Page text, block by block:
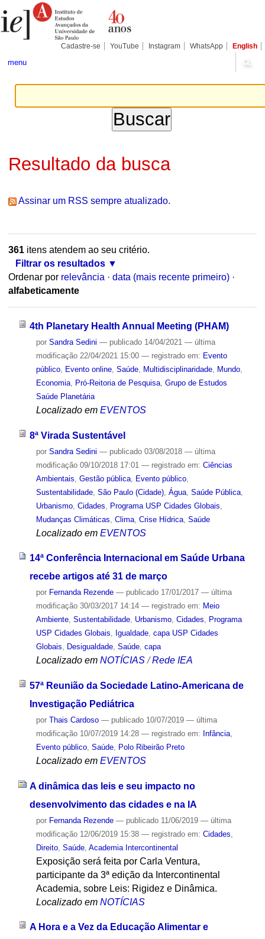
para
conteúdo.
Pessoais
Cadastre-se YouTube Instagram WhatsApp English
menu
Resultado da busca
Assinar um RSS sempre atualizado.
361itens atendem ao seu critério.
Filtrar os resultados
Ordenar por relevância · data (mais recente primeiro) ·
alfabeticamente
4th Planetary Health Annual Meeting (PHAM)
por Sandra Sedini — publicado14/04/2021 — última
modificação22/04/2021 15:00 — registrado em: Evento
público, Evento online, Saúde, Multidisciplinaridade, Mundo,
Economia, Pró-Reitoria de Pesquisa, Grupo de Estudos
Saúde Planetária
Localizado em EVENTOS
8ª Virada Sustentável
por Sandra Sedini — publicado03/08/2018 — última
modificação09/10/2018 17:01 — registrado em: Ciências
Ambientais Gestão pública, Evento público,
Sustentabilidade, São Paulo (Cidade), Água, Saúde Pública,
Urbanismo, Cidades Programa USP Cidades Globais
Mudanças Climáticas Clima, Crise Hídrica, Saúde
Localizado em EVENTOS
14ª Conferência Internacional em Saúde Urbana
recebe artigos até 31 de março
por Fernanda Rezende — publicado17/01/2017 — última
modificação30/03/2017 14:14 — registrado em: Meio
Ambiente, Sustentabilidade, Urbanismo, Cidades, Programa
USP Cidades Globais, Igualdade, capa USP Cidades
Globais, Desigualdade, Saúde, capa
Localizado em NOTÍCIAS /Rede IEA
57ª Reunião da Sociedade Latino-Americana de
Investigação Pediátrica
por Thais Cardoso — publicado10/07/2019 — última
modificação10/07/2019 14:28 — registrado em: Infância,
Evento público, Saúde, Polo Ribeirão Preto
Localizado em EVENTOS
A dinâmica das leis e seu impacto no
desenvolvimento das cidades e na IA
por Fernanda Rezende — publicado11/06/2019 — última
modificação12/06/2019 15:38 — registrado em: Cidades
Direito, Saúde, Academia Intercontinental
Exposição será feita por Carla Ventura,
participante da 3ª edição da Intercontinental
Academia, sobre Leis: Rigidez e Dinâmica.
Localizado em NOTÍCIAS
A Hora e a Vez da Educação Alimentar e